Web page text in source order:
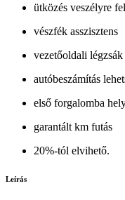
ütközés veszélyre
vészfék asszisztens
vezetőoldali légzsák
autóbeszámítás
első forgalomba
garantált km futás
20%-tól elvihető.
Leírás